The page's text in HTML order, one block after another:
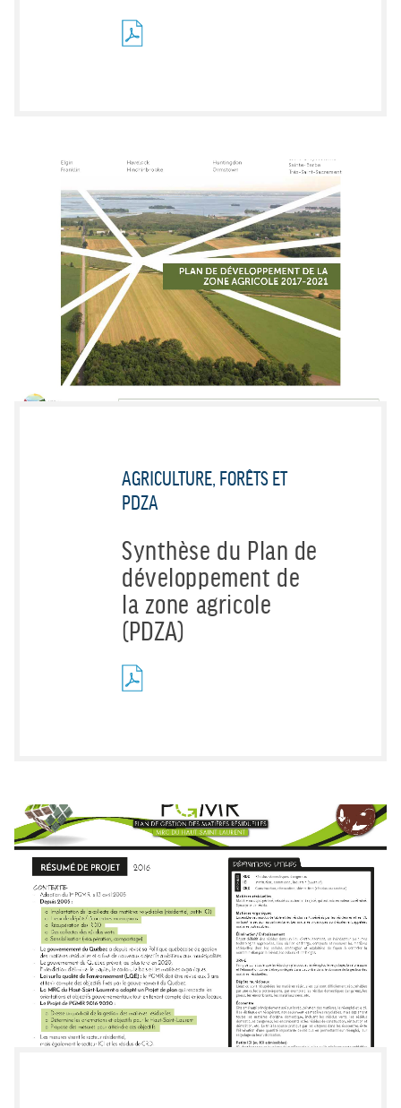
AGRICULTURE, FORÊTS ET
PDZA
Synthèse du Plan de
développement de
la zone agricole
(PDZA)